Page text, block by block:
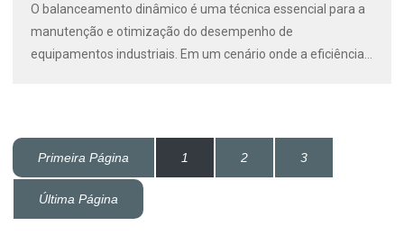
O balanceamento dinâmico é uma técnica essencial para a
manutenção e otimização do desempenho de
equipamentos industriais. Em um cenário onde a eficiência
Primeira Página 1 2 3
Última Página